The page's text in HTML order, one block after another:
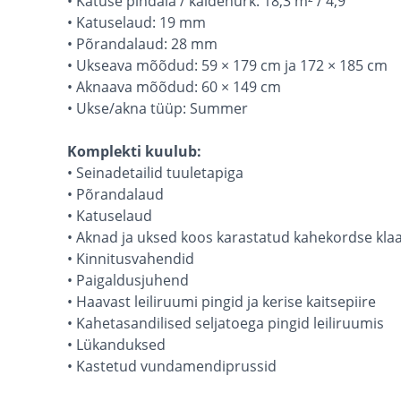
• Katuselaud: 19 mm
• Põrandalaud: 28 mm
• Ukseava mõõdud: 59 × 179 cm ja 172 × 185 cm
• Aknaava mõõdud: 60 × 149 cm
• Ukse/akna tüüp: Summer
Komplekti kuulub:
• Seinadetailid tuuletapiga
• Põrandalaud
• Katuselaud
• Aknad ja uksed koos karastatud kahekordse
• Kinnitusvahendid
• Paigaldusjuhend
• Haavast leiliruumi pingid ja kerise kaitsepiire
• Kahetasandilised seljatoega pingid leiliruumis
• Lükanduksed
• Kastetud vundamendiprussid​